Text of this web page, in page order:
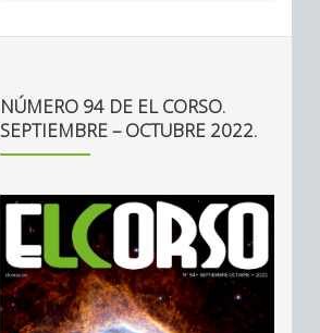
NÚMERO 94 DE EL CORSO.
SEPTIEMBRE – OCTUBRE 2022.